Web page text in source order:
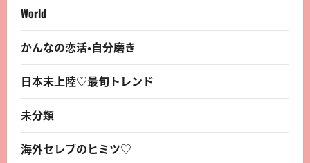
World
かんなの恋活・自分磨き
日本未上陸♡最旬トレンド
未分類
海外セレブのヒミツ♡